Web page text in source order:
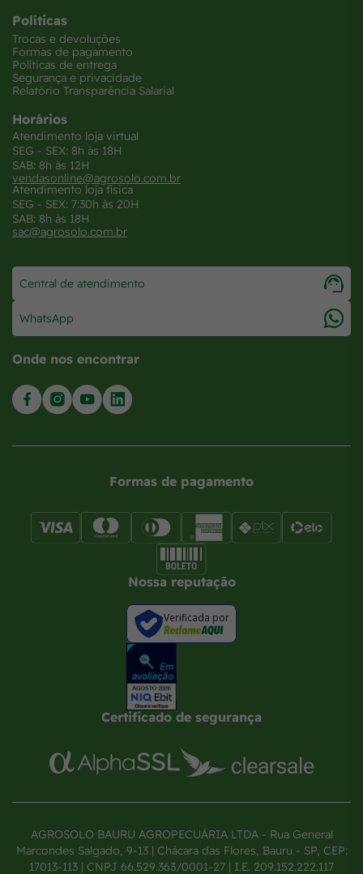
Políticas
Trocas e devoluções
Formas de pagamento
Políticas de entrega
Segurança e privacidade
Relatório Transparência Salarial
Horários
Atendimento loja virtual
SEG - SEX: 8h às 18H
SAB: 8h às 12H
vendasonline@agrosolo.com.br
Atendimento loja física
SEG - SEX: 7:30h às 20H
SAB: 8h às 18H
sac@agrosolo.com.br
Central de atendimento
WhatsApp
Onde nos encontrar
Formas de pagamento
Nossa reputação
Verificada por
Certificado de segurança
AGROSOLO BAURU AGROPECUÁRIA LTDA - Rua General
Marcondes Salgado, 9-13 | Chácara das Flores, Bauru - SP, CEP:
17013-113 | CNPJ 66.529.363/0001-27 | I.E. 209.152.222.117